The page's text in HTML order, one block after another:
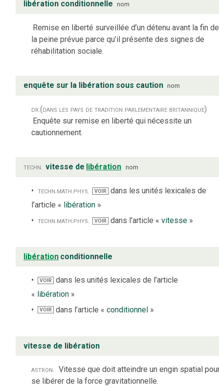
libération conditionnelle nom
Remise en liberté surveillée d’un détenu avant la fin de
la peine prévue parce qu’il présente des signes de
réhabilitation sociale.
enquête sur la libération sous caution nom
dr.(dans les pays de tradition parlementaire britannique)
Enquête sur remise en liberté qui nécessite un
cautionnement.
techn. vitesse de libération nom
techn.math.phys. VOIR dans les unités lexicales de
l’article « libération »
techn. math. phys. VOIR dans l’article « vitesse»
libération conditionnelle
VOIR
dans les unités lexicales de l’article
« libération »
VOIR dans l’article «conditionnel »
vitesse de libération
astron.
Vitesse que doit atteindre un engin spatial
se libérer de la force gravitationnelle.